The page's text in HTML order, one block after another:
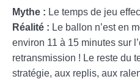
Mythe : Le temps de jeu
Réalité : Le ballon n’est en
environ 11 à 15 minutes sur
retransmission ! Le reste du
stratégie, aux replis, aux